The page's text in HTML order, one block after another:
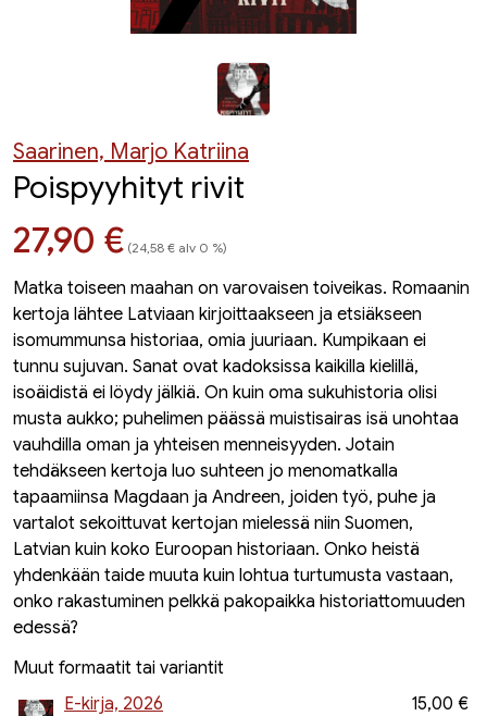
Saarinen, Marjo Katriina
Poispyyhityt rivit
Hinta nyt
27,90 € (24,58 € alv 0 %)
Matka toiseen maahan on varovaisen toiveikas. Romaanin
kertoja lähtee Latviaan kirjoittaakseen ja etsiäkseen
isomummunsa historiaa, omia juuriaan. Kumpikaan ei
tunnu sujuvan. Sanat ovat kadoksissa kaikilla kielillä,
isoäidistä ei löydy jälkiä. On kuin oma sukuhistoria olisi
musta aukko; puhelimen päässä muistisairas isä unohtaa
vauhdilla oman ja yhteisen menneisyyden. Jotain
tehdäkseen kertoja luo suhteen jo menomatkalla
tapaamiinsa Magdaan ja Andreen, joiden työ, puhe ja
vartalot sekoittuvat kertojan mielessä niin Suomen,
Latvian kuin koko Euroopan historiaan. Onko heistä
yhdenkään taide muuta kuin lohtua turtumusta vastaan,
onko rakastuminen pelkkä pakopaikka historiattomuuden
edessä?
Muut formaatit tai variantit
E-kirja, 2026
15,00 €